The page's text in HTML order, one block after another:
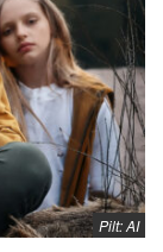
Pilt: AI